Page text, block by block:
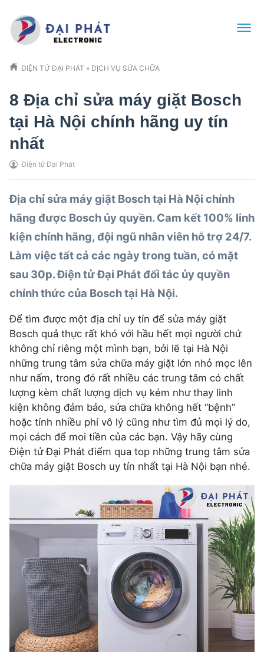
ĐIỆN TỬ ĐẠI PHÁT » DỊCH VỤ SỬA CHỮA
8 Địa chỉ sửa máy giặt Bosch
tại Hà Nội chính hãng uy tín
nhất
Điện tử Đại Phát
Địa chỉsửa máy giặt Boschtại Hà Nội chính
hãng được Bosch ủy quyền. Cam kết 100% linh
kiện chính hãng, đội ngũ nhân viên hỗ trợ 24/7.
Làm việc tất cả các ngày trong tuần, có mặt
sau 30p.Điện tử Đại Phátđối tác ủy quyền
chính thức của Bosch tại Hà Nội.
Để tìm được một địa chỉ uy tín để sửa máy giặt
Bosch quả thực rất khó với hầu hết mọi người chứ
không chỉ riêng một mình bạn, bởi lẽ tại Hà Nội
những trung tâm sửa chữa máy giặt lớn nhỏ mọc lên
như nấm, trong đó rất nhiều các trung tâm có chất
lượng kèm chất lượng dịch vụ kém như thay linh
kiện không đảm bảo, sửa chữa không hết “bệnh”
hoặc tính nhiều phí vô lý cũng như tìm đủ mọi lý do,
mọi cách để moi tiền của các bạn. Vậy hãy cùng
Điện tử Đại Phát điểm qua top những trung tâm sửa
chữa máy giặt Bosch uy tín nhất tại Hà Nội bạn nhé.